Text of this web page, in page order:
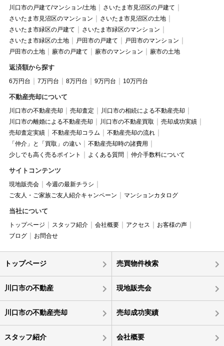
川口市の戸建て/マンション/土地
さいたま市見沼区の戸建て
さいたま市見沼区のマンション
さいたま市見沼区の土地
さいたま市緑区の戸建て
さいたま市緑区のマンション
さいたま市緑区の土地
戸田市の戸建て
戸田市のマンション
戸田市の土地
蕨市の戸建て 蕨市のマンション 蕨市の土地
返済額から探す
6万円台 7万円台 8万円台 9万円台 10万円台
不動産売却について
川口市の不動産売却 売却査定
川口市の相続による不動産売却
川口市の離婚による不動産売却
川口市の不動産買取
売却成功実績
売却査定実績
不動産売却コラム
不動産売却の流れ
「仲介」と「買取」の違い
不動産売却時の諸費用
少しでも高く売るポイント
よくある質問 仲介手数料について
サイトコンテンツ
現地販売会
今週の最新チラシ
ご友人・ご家族ご友人紹介キャンペーン
マンションカタログ
当社について
トップページ スタッフ紹介 会社概要 アクセス
お客様の声
ブログ
お問合せ
トップページ 売買物件検索
川口市の不動産 現地販売会
川口市の不動産売却 売却成功実績
スタッフ紹介 会社概要